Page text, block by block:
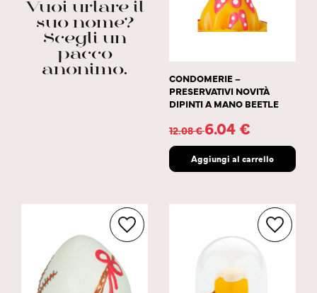
Vuoi urlare il
suo nome?
Scegli un
pacco
anonimo.
CONDOMERIE –
PRESERVATIVI NOVITÀ
DIPINTI A MANO BEETLE
12.08€ 6.04€
Aggiungi al carrello